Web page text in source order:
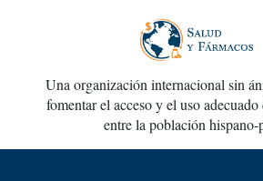
Una organización internacional sin
fomentar el acceso y el uso
entre la población hispano-